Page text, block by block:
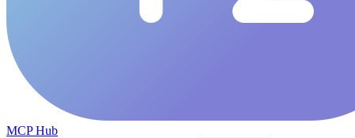
MCP Hub